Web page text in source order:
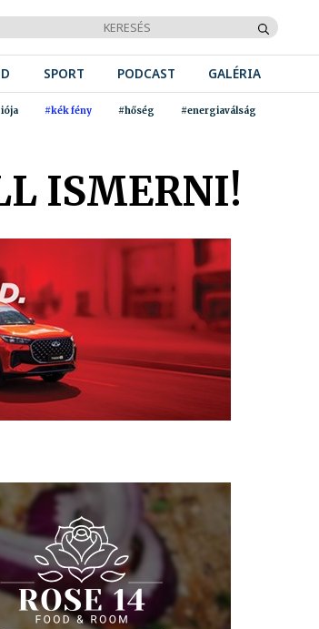
SPORT PODCAST GALÉRIA
#kék fény #hőség #energiaválság
ISMERNI!